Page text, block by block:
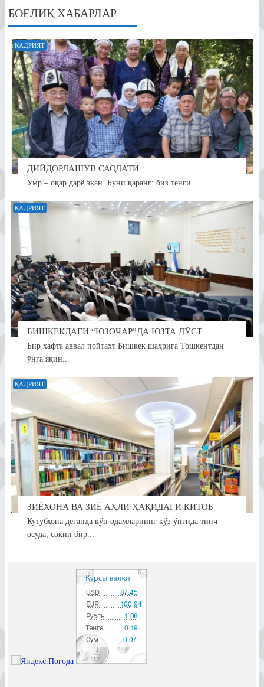
БОҒЛИҚ ХАБАРЛАР
ҚАДРИЯТ
ДИЙДОРЛАШУВ САОДАТИ
Умр – оқар дарё экан. Буни қаранг: биз тенги...
ҚАДРИЯТ
БИШКЕКДАГИ “ЮЗОЧАР”ДА ЮЗТА ДЎСТ
Бир ҳафта аввал пойтахт Бишкек шаҳрига Тошкентдан
ўнга яқин...
ҚАДРИЯТ
ЗИЁХОНА ВА ЗИЁ АҲЛИ ҲАҚИДАГИ КИТОБ
Кутубхона деганда кўп одамларнинг кўз ўнгида тинч-
осуда, сокин бир...